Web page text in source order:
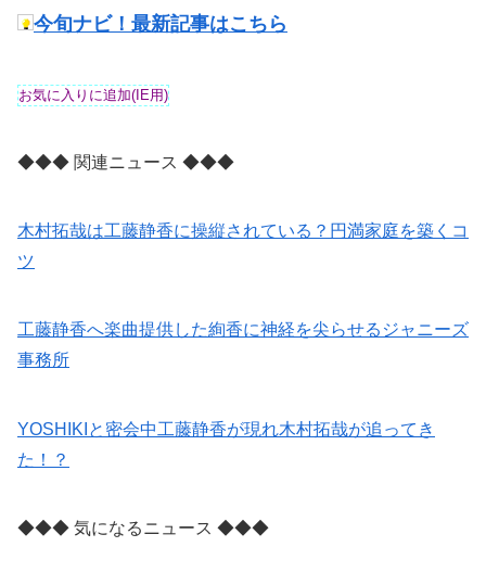
今旬ナビ！最新記事はこちら
◆◆◆ 関連ニュース ◆◆◆
木村拓哉は工藤静香に操縦されている？円満家庭を築くコ
ツ
工藤静香へ楽曲提供した絢香に神経を尖らせるジャニーズ
事務所
YOSHIKIと密会中工藤静香が現れ木村拓哉が追ってき
た！？
◆◆◆ 気になるニュース ◆◆◆